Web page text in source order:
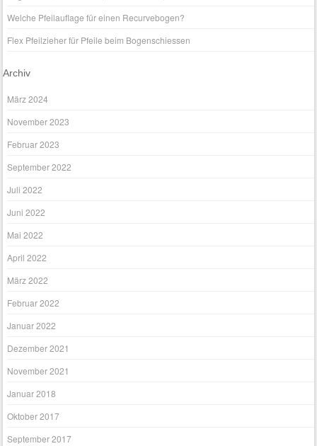
Welche Pfeilauflage für einen Recurvebogen?
Flex Pfeilzieher für Pfeile beim Bogenschiessen
Archiv
März 2024
November 2023
Februar 2023
September 2022
Juli 2022
Juni 2022
Mai 2022
April 2022
März 2022
Februar 2022
Januar 2022
Dezember 2021
November 2021
Januar 2018
Oktober 2017
September 2017